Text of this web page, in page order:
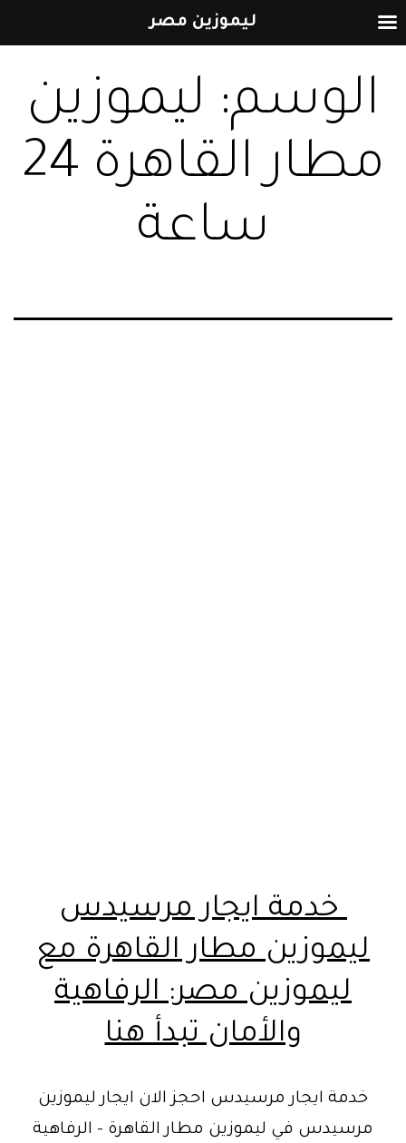
المحتوى
الوسم: ليموزين
مطار القاهرة 24
ساعة
خدمة ايجار مرسيدس
ليموزين مطار القاهرة مع
ليموزين مصر: الرفاهية
والأمان تبدأ هنا
خدمة ايجار مرسيدس احجز الان ايجار ليموزين
مرسيدس في ليموزين مطار القاهرة – الرفاهية
ليموزين مصر